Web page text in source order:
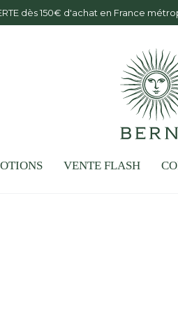
dès 150€ d'achat en France
VENTE FLASH